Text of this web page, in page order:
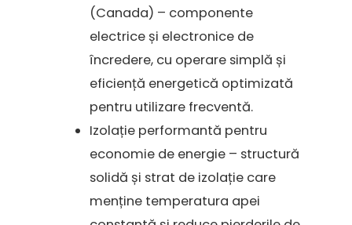
(Canada) – componente
electrice și electronice de
încredere, cu operare simplă și
eficiență energetică optimizată
pentru utilizare frecventă.
Izolație performantă pentru
economie de energie – structură
solidă și strat de izolație care
menține temperatura apei